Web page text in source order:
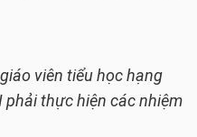
viên tiểu học hạng
phải thực hiện các nhiệm